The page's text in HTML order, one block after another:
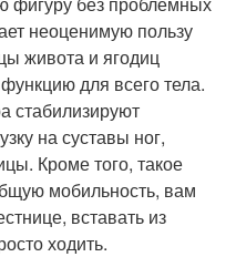
неоценимую пользу
живота и ягодиц
для всего тела.
стабилизируют
на суставы ног,
Кроме того, такое
мобильность, вам
вставать из
ходить.